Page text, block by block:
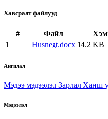
Хавсралт файлууд
# Файл
1
Husnegt.docx 14.2 KB
Ангилал
Мэдээ мэдээлэл Зарлал Ханш
Мэдээлэл